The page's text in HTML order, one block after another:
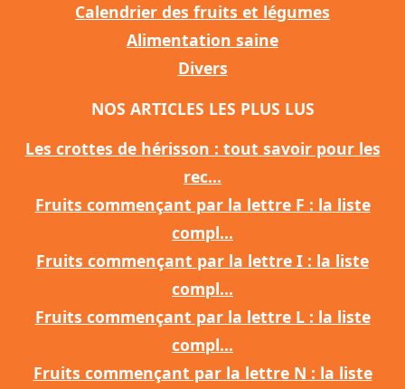
Calendrier des fruits et légumes
Alimentation saine
Divers
NOS ARTICLES LES PLUS LUS
Les crottes de hérisson : tout savoir pour les
rec...
Fruits commençant par la lettre F : la liste
compl...
Fruits commençant par la lettre I : la liste
compl...
Fruits commençant par la lettre L : la liste
compl...
Fruits commençant par la lettre N : la liste